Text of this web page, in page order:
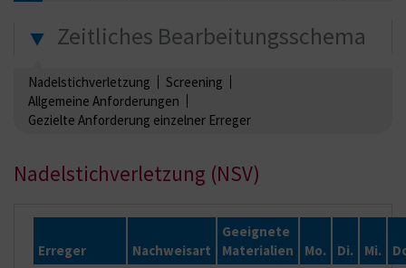
Zeitliches Bearbeitungsschema
Nadelstichverletzung
Screening
Allgemeine Anforderungen
Gezielte Anforderung einzelner Erreger
Nadelstichverletzung (NSV)
Erreger Nachweisart
Geeignete
Materialien
Mo. Di. Mi.